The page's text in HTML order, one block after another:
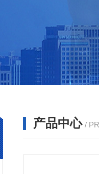
产品中心 /